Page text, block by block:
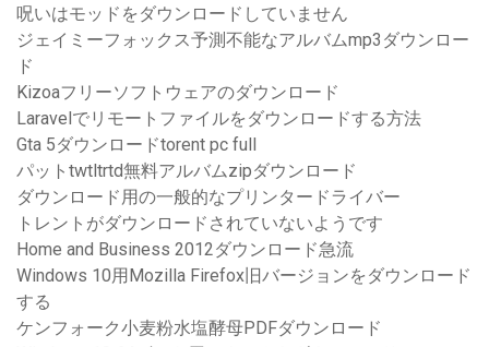
呪いはモッドをダウンロードしていません
ジェイミーフォックス予測不能なアルバムmp3ダウンロー
ド
Kizoaフリーソフトウェアのダウンロード
Laravelでリモートファイルをダウンロードする方法
Gta 5ダウンロードtorent pc full
パットtwtltrtd無料アルバムzipダウンロード
ダウンロード用の一般的なプリンタードライバー
トレントがダウンロードされていないようです
Home and Business 2012ダウンロード急流
Windows 10用Mozilla Firefox旧バージョンをダウンロード
する
ケンフォーク小麦粉水塩酵母PDFダウンロード